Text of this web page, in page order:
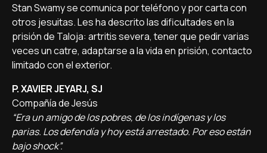
Stan Swamy se comunica por teléfono y por carta con
otros jesuitas. Les ha descrito las dificultades en la
prisión de Taloja: artritis severa, tener que pedir varias
veces un catre, adaptarse a la vida en prisión, contacto
limitado con el exterior.
P. XAVIER JEYARJ, SJ
Compañía de Jesús
“Era un amigo de los pobres, de los indígenas y los
parias. Los defendía y hoy está arrestado. Por eso están
bajo shock”.